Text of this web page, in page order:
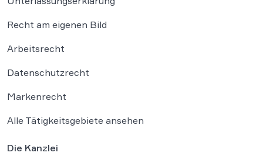
Recht am eigenen Bild
Arbeitsrecht
Datenschutzrecht
Markenrecht
Alle Tätigkeitsgebiete ansehen
Die Kanzlei